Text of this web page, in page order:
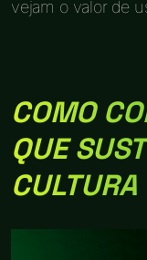
vejam o valor de
COMO
QUE
CULTURA